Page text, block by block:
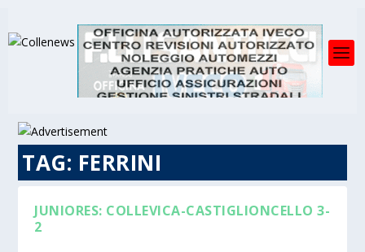
TAG: FERRINI
JUNIORES: COLLEVICA-CASTIGLIONCELLO 3-
2